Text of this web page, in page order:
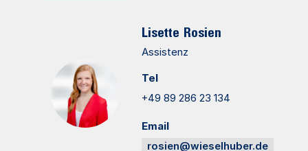
Lisette Rosien
Assistenz
Tel
+49 89 286 23 134
Email
rosien@wieselhuber.de